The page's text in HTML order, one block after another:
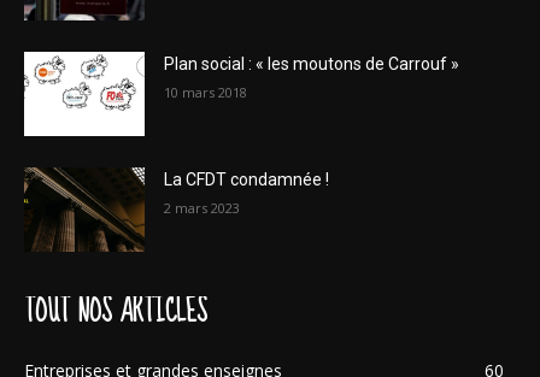
Plan social : « les moutons de Carrouf »
10 mars 2018
La CFDT condamnée !
2 mars 2023
TOUT NOS ARTICLES
Entreprises et grandes enseignes 60